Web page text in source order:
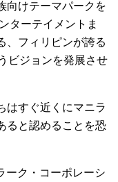
向けテーマパークを
ターテイメントま
、フィリピンが誇る
ビジョンを発展させ
はすぐ近くにマニラ
ると認めることを恐
ーク・コーポレーシ